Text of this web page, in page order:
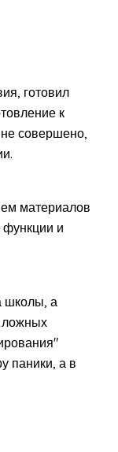
готовил
к
не совершено,
материалов
функции и
школы, а
ложных
паники, а в